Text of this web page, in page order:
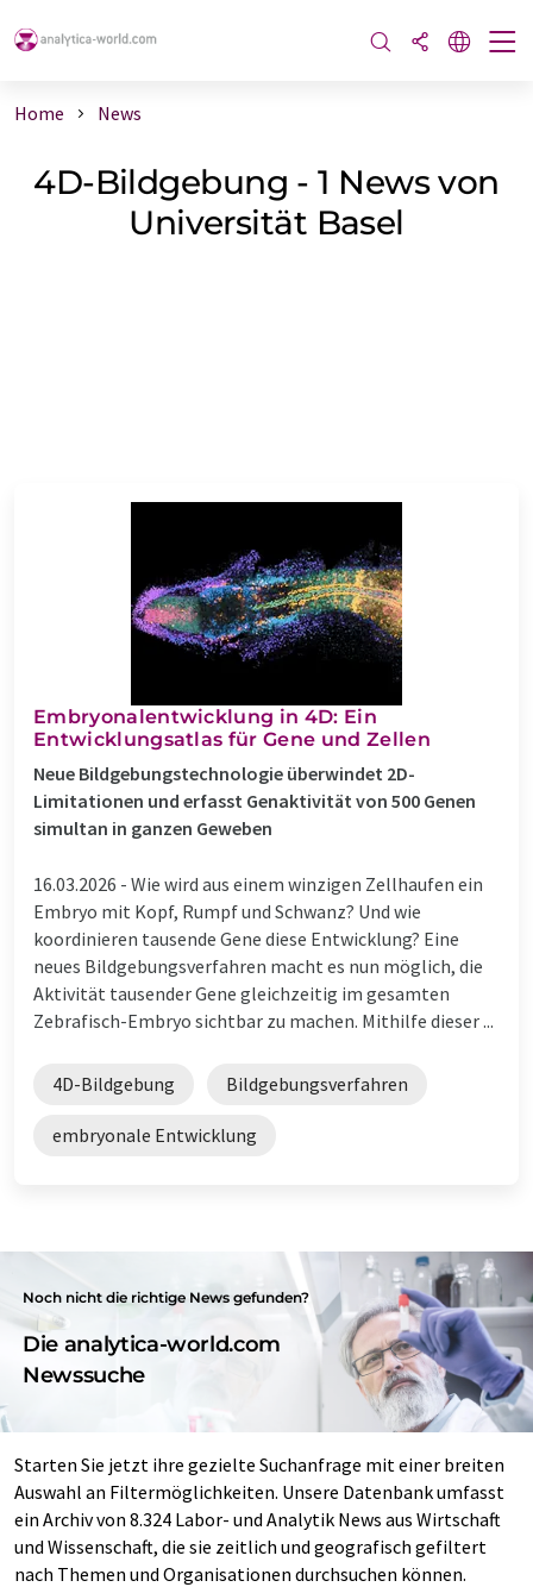
Home News
4D-Bildgebung - 1 News von
Universität Basel
Embryonalentwicklung in 4D: Ein
Entwicklungsatlas für Gene und Zellen
Neue Bildgebungstechnologie überwindet 2D-
Limitationen und erfasst Genaktivität von 500 Genen
simultan in ganzen Geweben
16.03.2026 - Wie wird aus einem winzigen Zellhaufen ein
Embryo mit Kopf, Rumpf und Schwanz? Und wie
koordinieren tausende Gene diese Entwicklung? Eine
neues Bildgebungsverfahren macht es nun möglich, die
Aktivität tausender Gene gleichzeitig im gesamten
Zebrafisch-Embryo sichtbar zu machen. Mithilfe dieser ...
4D-Bildgebung Bildgebungsverfahren
embryonale Entwicklung
Noch nicht die richtige News gefunden?
Die analytica-world.com
Newssuche
Starten Sie jetzt ihre gezielte Suchanfrage mit einer breiten
Auswahl an Filtermöglichkeiten. Unsere Datenbank umfasst
ein Archiv von 8.324 Labor- und Analytik News aus Wirtschaft
und Wissenschaft, die sie zeitlich und geografisch gefiltert
nach Themen und Organisationen durchsuchen können.